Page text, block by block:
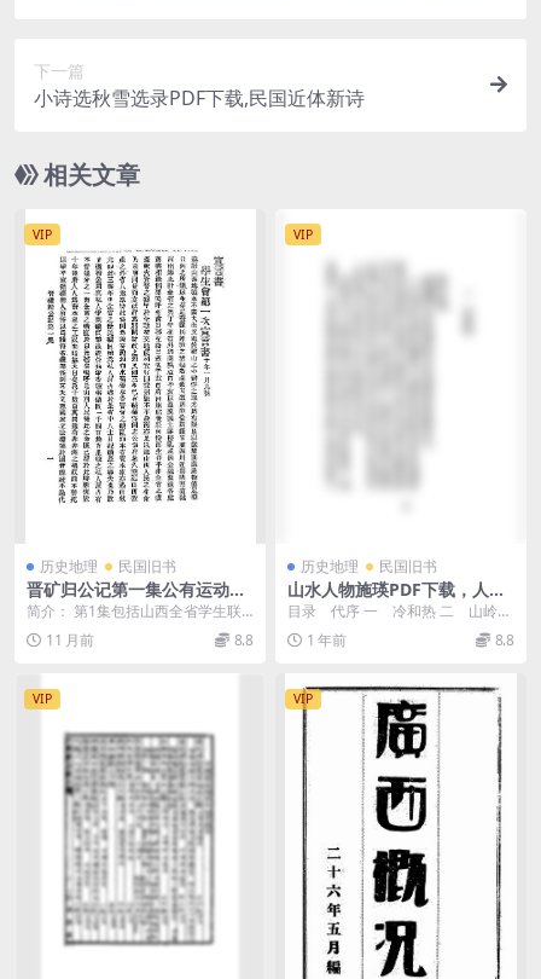
下一篇
小诗选秋雪选录PDF下载,民国近体新诗
相关文章
VIP
历史地理 民国旧书
晋矿归公记第一集公有运动纪
实PDF下载,民国山西煤矿归公
运动研究史料
简介： 第1集包括山西全省学生联
合会与太原学生会的两次宣言书、
函件46份、电文1...
11 月前 8.8
VIP
历史地理 民国旧书
山水人物施瑛PDF下载，人文
地理学，青年知识文库
目录 代序 一 冷和热 二 山岭生
活 三 人类的血脉 四...
1 年前 8.8
VIP VIP